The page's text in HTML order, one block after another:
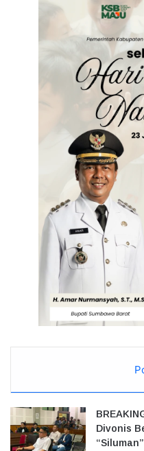
Divonis
“Siluman”